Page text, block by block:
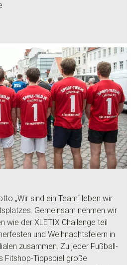
„Wir sind ein Team“ leben wir
Gemeinsam nehmen wir
wie der XLETIX Challenge teil
und Weihnachtsfeiern in
zusammen. Zu jeder Fußball-
Fitshop-Tippspiel große